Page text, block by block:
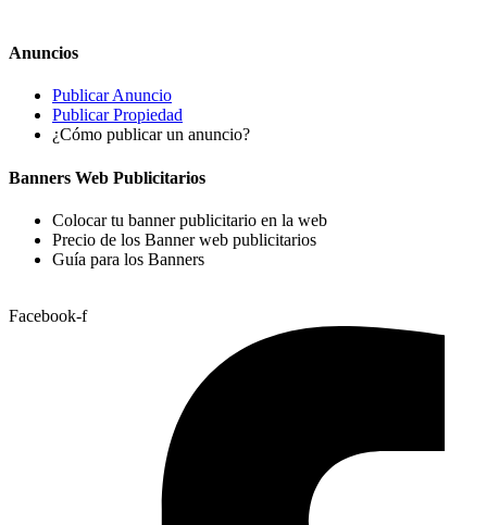
Anuncios
Publicar Anuncio
Publicar Propiedad
¿Cómo publicar un anuncio?
Banners Web Publicitarios
Colocar tu banner publicitario en la web
Precio de los Banner web publicitarios
Guía para los Banners
Facebook-f